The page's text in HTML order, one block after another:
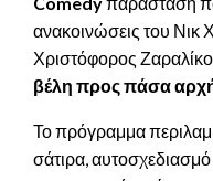
ανακοινώσεις του Νικ
Χριστόφορος
βέλη προς πάσα
Το πρόγραμμα
σάτιρα,